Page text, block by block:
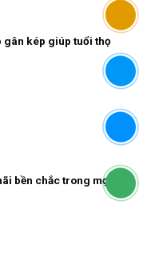
gân kép giúp tuổi thọ
bền chắc trong mọi